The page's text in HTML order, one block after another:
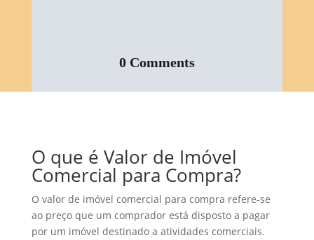
0 Comments
O que é Valor de Imóvel
Comercial para Compra?
O valor de imóvel comercial para compra refere-se
ao preço que um comprador está disposto a pagar
por um imóvel destinado a atividades comerciais.